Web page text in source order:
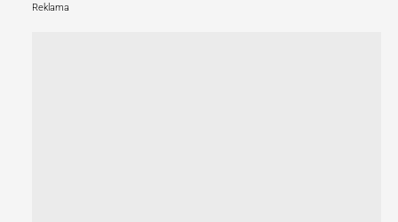
Reklama